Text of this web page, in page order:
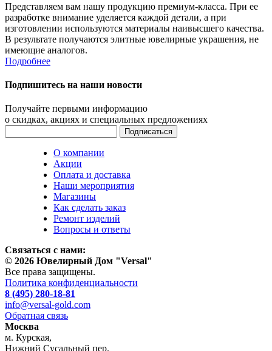
Представляем вам нашу продукцию премиум-класса. При ее
разработке внимание уделяется каждой детали, а при
изготовлении используются материалы наивысшего качества.
В результате получаются элитные ювелирные украшения, не
имеющие аналогов.
Подробнее
Подпишитесь на наши новости
Получайте первыми информацию
о скидках, акциях и специальных предложениях
О компании
Акции
Оплата и доставка
Наши мероприятия
Магазины
Как сделать заказ
Ремонт изделий
Вопросы и ответы
Связаться с нами:
© 2026 Ювелирный Дом "Versal"
Все права защищены.
Политика конфиденциальности
8 (495) 280-18-81
info@versal-gold.com
Обратная связь
Москва
м. Курская,
Нижний Сусальный пер.